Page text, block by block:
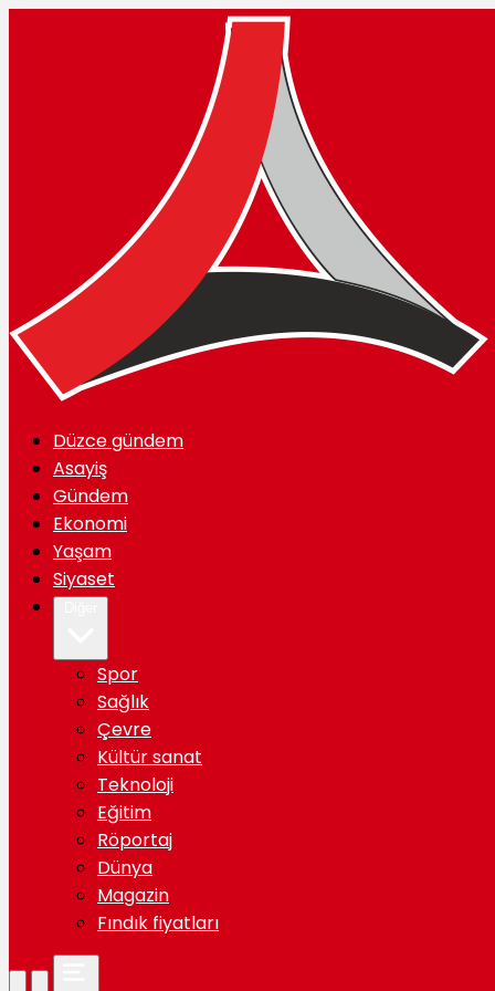
Düzce gündem
Asayiş
Gündem
Ekonomi
Yaşam
Siyaset
Spor
Sağlık
Çevre
Kültür sanat
Teknoloji
Eğitim
Röportaj
Dünya
Magazin
Fındık fiyatları